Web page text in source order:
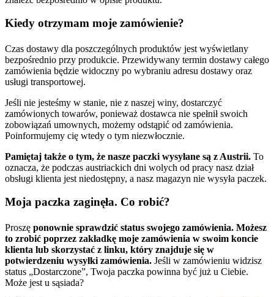
Kiedy otrzymam moje zamówienie?
Czas dostawy dla poszczególnych produktów jest wyświetlany
bezpośrednio przy produkcie. Przewidywany termin dostawy całego
zamówienia będzie widoczny po wybraniu adresu dostawy oraz
usługi transportowej.
Jeśli nie jesteśmy w stanie, nie z naszej winy, dostarczyć
zamówionych towarów, ponieważ dostawca nie spełnił swoich
zobowiązań umownych, możemy odstąpić od zamówienia.
Poinformujemy cię wtedy o tym niezwłocznie.
Pamiętaj także o tym, że nasze paczki wysyłane są z Austrii. To
oznacza, że podczas austriackich dni wolych od pracy nasz dział
obsługi klienta jest niedostępny, a nasz magazyn nie wysyła paczek.
Moja paczka zaginęła. Co robić?
Proszę ponownie sprawdzić status swojego zamówienia. Możesz
to zrobić poprzez zakładkę moje zamówienia w swoim koncie
klienta lub skorzystać z linku, który znajduje się w
potwierdzeniu wysyłki zamówienia. Jeśli w zamówieniu widzisz
status „Dostarczone”, Twoja paczka powinna być już u Ciebie.
Może jest u sąsiada?